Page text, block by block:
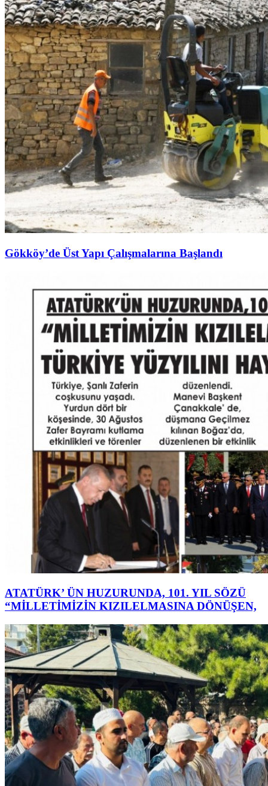
Gökköy’de Üst Yapı Çalışmalarına Başlandı
ATATÜRK’ ÜN HUZURUNDA, 101. YIL SÖZÜ
“MİLLETİMİZİN KIZILELMASINA DÖNÜŞEN,